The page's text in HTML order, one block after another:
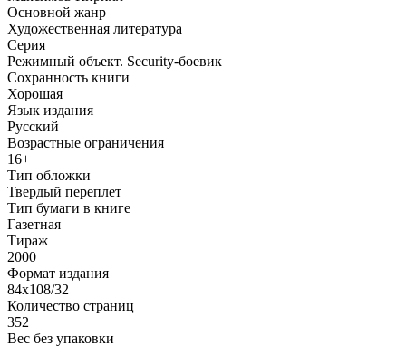
Основной жанр
Художественная литература
Серия
Режимный объект. Security-боевик
Сохранность книги
Хорошая
Язык издания
Русский
Возрастные ограничения
16+
Тип обложки
Твердый переплет
Тип бумаги в книге
Газетная
Тираж
2000
Формат издания
84х108/32
Количество страниц
352
Вес без упаковки